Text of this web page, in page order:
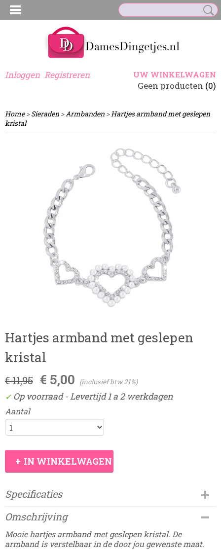
Inloggen Registreren UW WINKELWAGEN
Geen producten (0)
Home>Sieraden >Armbanden >Hartjes armband met geslepen
kristal
Hartjes armband met geslepen
kristal
€ 11,95 € 5,00 (inclusief btw 21%)
✓ Op voorraad- Levertijd 1 a 2 werkdagen
Aantal
IN WINKELWAGEN
Specificaties
Productcode
Damesdingetjes-756
EAN code
8785275683722
Omschrijving
Mooie hartjes armband met geslepen kristal. De
armband is verstelbaar in de door jou gewenste maat.